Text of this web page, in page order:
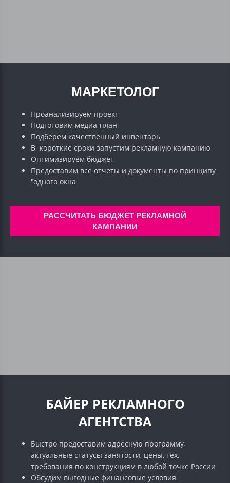
МАРКЕТОЛОГ
Проанализируем проект
Подготовим медиа-план
Подберем качественный инвентарь
В короткие сроки запустим рекламную кампанию
Оптимизируем бюджет
Предоставим все отчеты и документы по принципу
"одного окна
РАССЧИТАТЬ БЮДЖЕТ РЕКЛАМНОЙ
КАМПАНИИ
БАЙЕР РЕКЛАМНОГО
АГЕНТСТВА
Быстро предоставим адресную программу,
актуальные статусы занятости, цены, тех.
требования по конструкциям в любой точке России
Обсудим выгодные финансовые условия